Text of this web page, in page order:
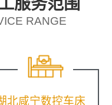
RANGE
北咸宁数控车床